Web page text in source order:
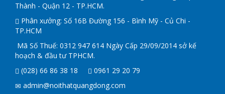
Thành - Quận 12 - TP.HCM.
Phân xưởng: Số 16B Đường 156 - Bình Mỹ - Củ Chi -
TP.HCM
Mã Số Thuế: 0312 947 614 Ngày Cấp 29/09/2014 sở kế
hoạch & đầu tư TPHCM.
(028) 66 86 38 18
0961 29 20 79
admin@noithatquangdong.com